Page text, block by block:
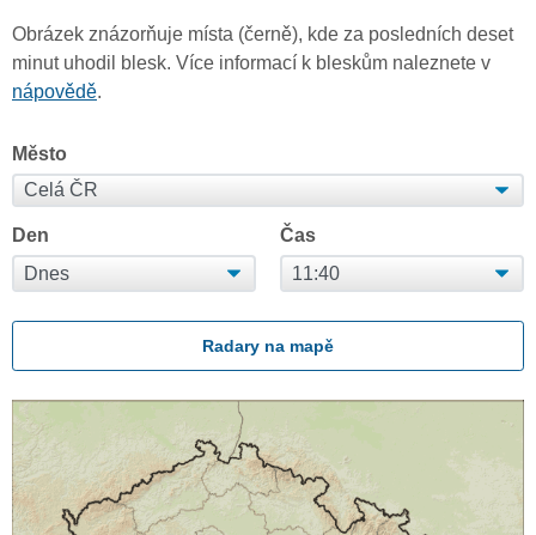
Obrázek znázorňuje místa (černě), kde za posledních deset
minut uhodil blesk. Více informací k bleskům naleznete v
nápovědě.
Město
Den Čas
Radary na mapě